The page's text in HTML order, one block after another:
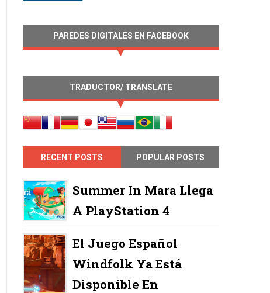
PAREDES DIGITALES EN FACEBOOK
TRADUCTOR/ TRANSLATE
RECENT POSTS POPULAR POSTS
Summer In Mara Llega
A PlayStation 4
El Juego Español
Windfolk Ya Está
Disponible En